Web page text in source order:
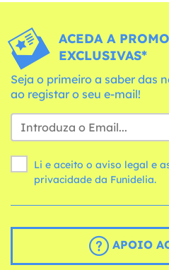
ACEDA A
EXCLUSIVAS*
Seja o primeiro a saber das
ao registar o seu e-mail!
Li e aceito o aviso legal e
privacidade da Funidelia.
APOIO